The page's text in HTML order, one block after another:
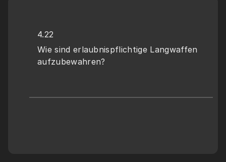
4.22
Wie sind erlaubnispflichtige Langwaffen
aufzubewahren?